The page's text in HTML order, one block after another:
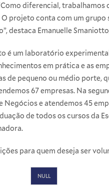
diferencial,
projeto conta com um grupo
destaca Emanuelle
é um laboratório
em prática e as
de pequeno ou médio porte,
67 empresas. Na
Negócios e atendemos 45
de todos os cursos da
para quem deseja ser
NULL